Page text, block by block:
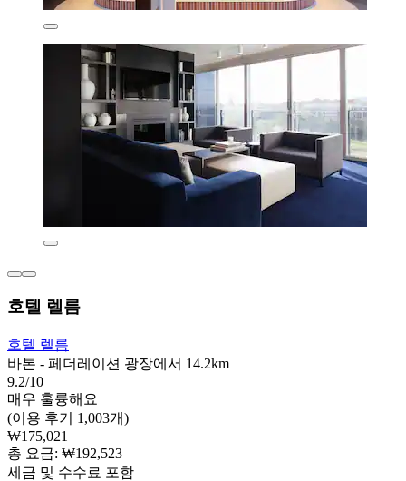
호텔 렐름
호텔 렐름
바톤 - 페더레이션 광장에서 14.2km
9.2/10
매우 훌륭해요
(이용 후기 1,003개)
₩175,021
총 요금: ₩192,523
세금 및 수수료 포함